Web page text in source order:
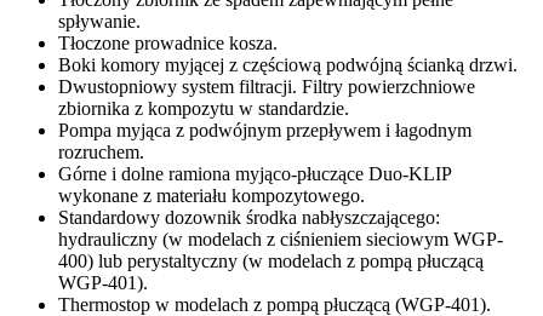
spływanie.
Tłoczone prowadnice kosza.
Boki komory myjącej z częściową podwójną ścianką drzwi.
Dwustopniowy system filtracji. Filtry powierzchniowe
zbiornika z kompozytu w standardzie.
Pompa myjąca z podwójnym przepływem i łagodnym
rozruchem.
Górne i dolne ramiona myjąco-płuczące Duo-KLIP
wykonane z materiału kompozytowego.
Standardowy dozownik środka nabłyszczającego:
hydrauliczny (w modelach z ciśnieniem sieciowym WGP-
400) lub perystaltyczny (w modelach z pompą płuczącą
WGP-401).
Thermostop w modelach z pompą płuczącą (WGP-401).